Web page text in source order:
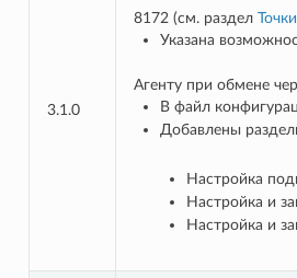
3.1.0
8172 (см. раздел
Указана
Агенту при обмене
В файл
Добавлены
Настройка
Настройка и
Настройка и